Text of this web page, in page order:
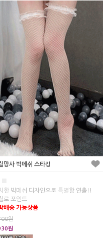
망사 빅메쉬 스타킹
한 빅메쉬 디자인으로 특별함 연출!!
로 포인트
배송 가능상품
원
원